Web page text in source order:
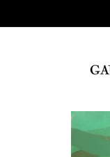
al contenido
a la
del